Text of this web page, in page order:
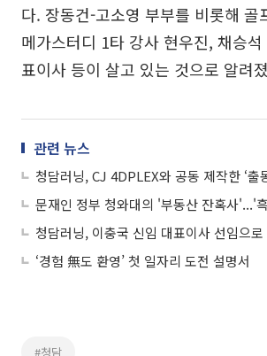
다. 장동건-고소영 부부를 비롯해 골
메가스터디 1타 강사 현우진, 채승
표이사 등이 살고 있는 것으로 알려
관련 뉴스
청담러닝, 이충국 신임 대표이사 선임으
‘경험 無도 환영’ 첫 일자리 도전 설명서
#청담